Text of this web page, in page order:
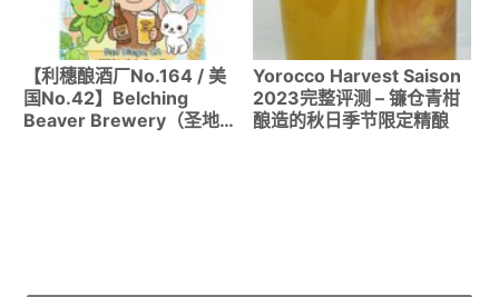
【利穗酿酒厂No.164 / 美
国No.42】Belching
Beaver Brewery（圣地亚
Yorocco Harvest Saison
2023完整评测 – 镰仓青柑
酿造的秋日季节限定精酿